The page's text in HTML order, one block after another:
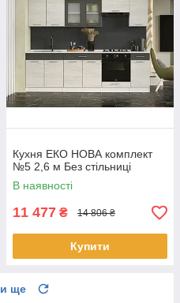
Кухня ЕКО НОВА комплект
№5 2,6 м Без стільниці
В наявності
11 477 ₴ 14 806 ₴
Купити
ще